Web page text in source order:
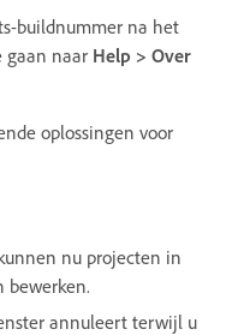
buildnummer na het
gaan naar Help > Over
oplossingen voor
nu projecten in
bewerken.
annuleert terwijl u